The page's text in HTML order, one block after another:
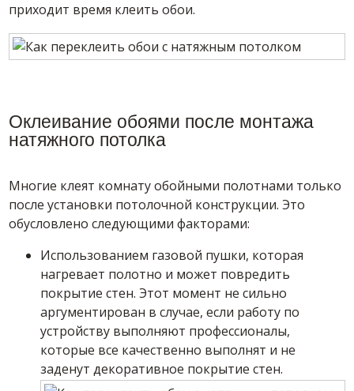
приходит время клеить обои.
Оклеивание обоями после монтажа
натяжного потолка
Многие клеят комнату обойными полотнами только
после установки потолочной конструкции. Это
обусловлено следующими факторами:
Использованием газовой пушки, которая
нагревает полотно и может повредить
покрытие стен. Этот момент не сильно
аргументирован в случае, если работу по
устройству выполняют профессионалы,
которые все качественно выполнят и не
заденут декоративное покрытие стен.